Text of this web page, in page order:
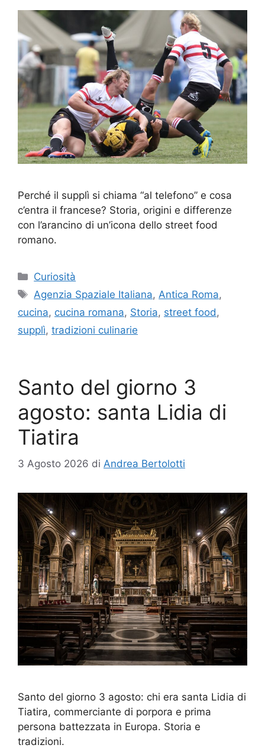
Perché il supplì si chiama “al telefono” e cosa
c’entra il francese? Storia, origini e differenze
con l’arancino di un’icona dello street food
romano.
Categorie
Curiosità
Tag
Agenzia Spaziale Italiana,Antica Roma,
cucina, cucina romana, Storia, street food,
supplì, tradizioni culinarie
Santo del giorno 3
agosto: santa Lidia di
Tiatira
3 Agosto 2026 di Andrea Bertolotti
Santo del giorno 3 agosto: chi era santa Lidia di
Tiatira, commerciante di porpora e prima
persona battezzata in Europa. Storia e
tradizioni.